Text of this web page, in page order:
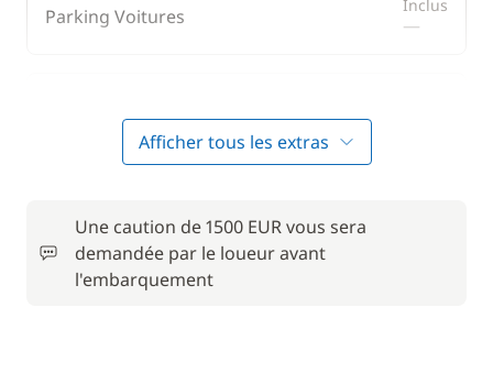
Parking Voitures Inclus
—
Prise en main du bateau
Afficher tous les extras
Une caution de 1500 EUR vous sera
demandée par le loueur avant
l'embarquement